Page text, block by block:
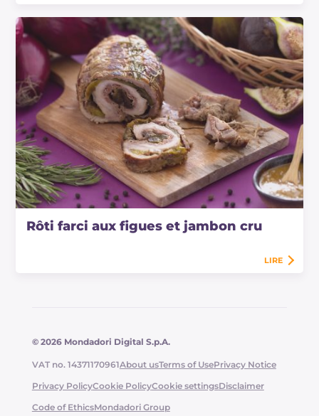
Rôti farci aux figues et jambon cru
LIRE
© 2026 Mondadori Digital S.p.A.
VAT no. 14371170961About usTerms of UsePrivacy Notice
Privacy PolicyCookie PolicyCookie settingsDisclaimer
Code of EthicsMondadori Group